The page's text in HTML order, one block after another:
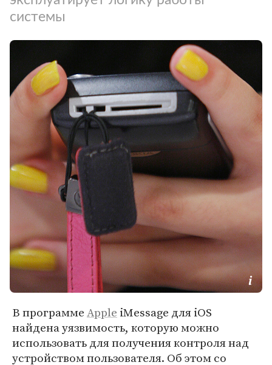
системы
В программеApple iMessage для iOS
найдена уязвимость, которую можно
использовать для получения контроля над
устройством пользователя. Об этом со